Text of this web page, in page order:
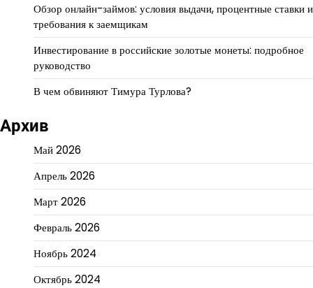
Обзор онлайн-займов: условия выдачи, процентные ставки и
требования к заемщикам
Инвестирование в российские золотые монеты: подробное
руководство
В чем обвиняют Тимура Турлова?
Архив
Май 2026
Апрель 2026
Март 2026
Февраль 2026
Ноябрь 2024
Октябрь 2024